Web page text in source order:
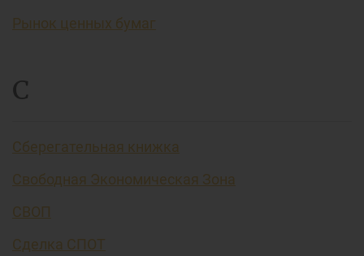
Рынок ценных бумаг
С
Сберегательная книжка
Свободная Экономическая Зона
СВОП
Сделка СПОТ